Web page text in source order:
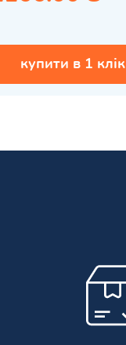
купити в 1 клік